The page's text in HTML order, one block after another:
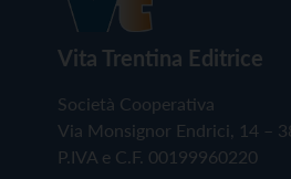
Vita Trentina Editrice
Società Cooperativa
Via Monsignor Endrici, 14 –
P.IVA e C.F. 00199960220